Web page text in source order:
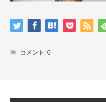
コメント: 0